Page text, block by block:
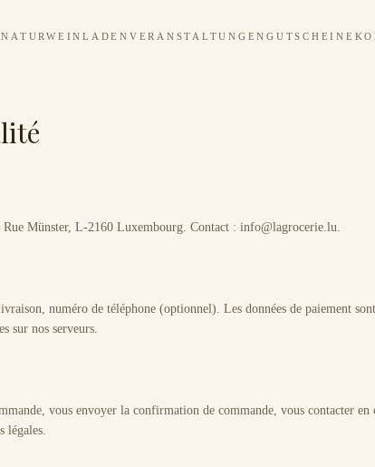
NATURWEINLADEN VERANSTALTUNGENGUTSCHEINE
Münster, L-2160 Luxembourg. Contact : info@lagrocerie.lu.
numéro de téléphone (optionnel). Les données de paiement sont
sur nos serveurs.
vous envoyer la confirmation de commande, vous contacter en
légales.